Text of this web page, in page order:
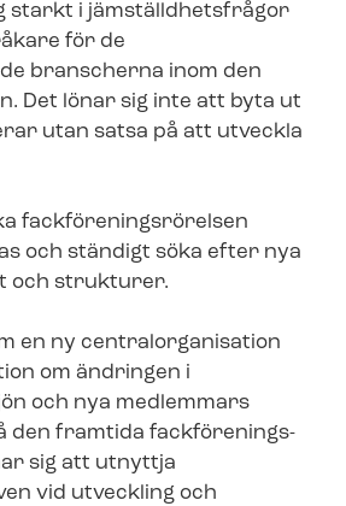
starkt i jäm­ställd­hets­frå­gor
för de
branscherna inom den
Det lönar sig inte att byta ut
utan satsa på att utveckla
fack­för­e­nings­rö­rel­sen
och ständigt söka efter nya
och strukturer.
en ny cen­tral­or­ga­ni­sa­tion
om ändringen i
och nya medlemmars
den framtida fack­för­e­nings­
sig att utnyttja
vid utveckling och